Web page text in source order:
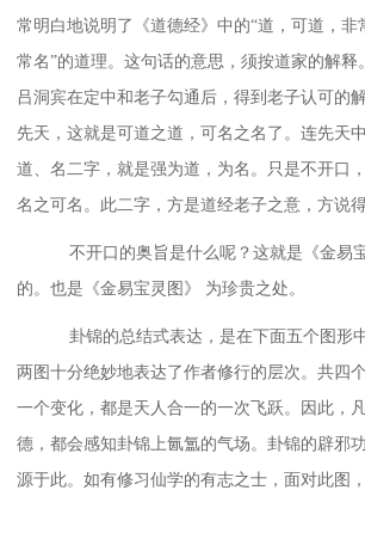
常明白地说明了《道德经》中的“道，可道，非
常名”的道理。这句话的意思，须按道家的解释
吕洞宾在定中和老子勾通后，得到老子认可的
先天，这就是可道之道，可名之名了。连先天
道、名二字，就是强为道，为名。只是不开口
名之可名。此二字，方是道经老子之意，方说
不开口的奥旨是什么呢？这就是《金易
的。也是《金易宝灵图》 为珍贵之处。
卦锦的总结式表达，是在下面五个图形
两图十分绝妙地表达了作者修行的层次。共四
一个变化，都是天人合一的一次飞跃。因此，
德，都会感知卦锦上氤氲的气场。卦锦的辟邪
源于此。如有修习仙学的有志之士，面对此图